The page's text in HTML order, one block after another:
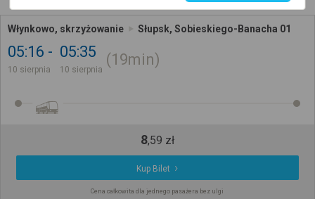
Włynkowo, skrzyżowanie Słupsk, Sobieskiego-Banacha 01
05:16
10 sierpnia
05:35
10 sierpnia
19min
8,59 zł
Kup Bilet
Cena całkowita dla jednego pasażera bez ulgi